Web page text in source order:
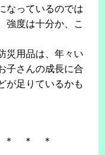
なっているのでは
強度は十分か、こ
災用品は、年々い
子さんの成長に合
が足りているかも
＊ ＊